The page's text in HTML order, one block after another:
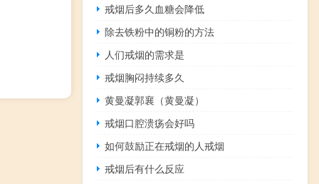
戒烟后多久血糖会降低
除去铁粉中的铜粉的方法
人们戒烟的需求是
戒烟胸闷持续多久
黄曼凝郭襄（黄曼凝）
戒烟口腔溃疡会好吗
如何鼓励正在戒烟的人戒烟
戒烟后有什么反应